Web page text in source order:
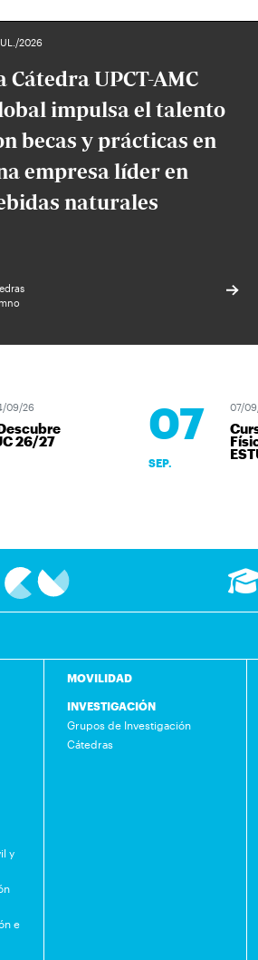
2026
Cátedra UPCT-AMC
impulsa el talento
becas y prácticas en
empresa líder en
naturales
09/26
26/27 07
SEP.
07/
y
e
MOVILIDAD
INVESTIGACIÓN
Grupos de Investigación
Cátedras